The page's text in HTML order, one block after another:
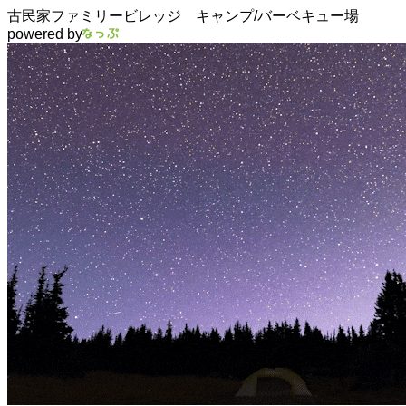
古民家ファミリービレッジ キャンプ/バーベキュー場
powered by